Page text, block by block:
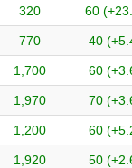
320 60
770 40
1,700 60
1,970 70
1,200 60
1,920 50